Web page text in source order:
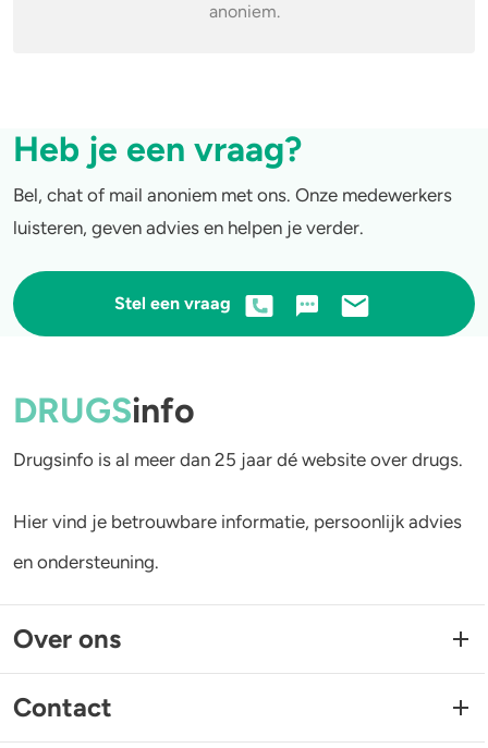
anoniem.
Heb je een vraag?
Bel, chat of mail anoniem met ons. Onze medewerkers
luisteren, geven advies en helpen je verder.
Stel een vraag
DRUGSinfo
Drugsinfo is al meer dan 25 jaar dé website over drugs.
Hier vind je betrouwbare informatie, persoonlijk advies
en ondersteuning.
Over ons
Contact